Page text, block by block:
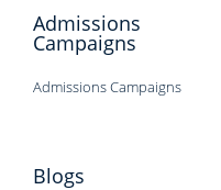
Admissions
Campaigns
Admissions Campaigns
Blogs